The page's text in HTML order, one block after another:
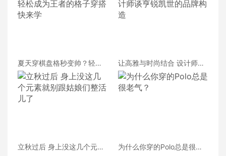
夏天穿棋盘格秒变帅？轻松
成为王者的格子穿搭快来学
让高雅与时尚结合 设计师谈
亨锐凯世的品牌构造
立秋过后 身上没这几个元素
为什么你穿的Polo总是很老